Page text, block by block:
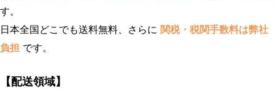
す。
日本全国どこでも送料無料、さらに 関税・税関手数料は弊社
負担 です。
【配送領域】